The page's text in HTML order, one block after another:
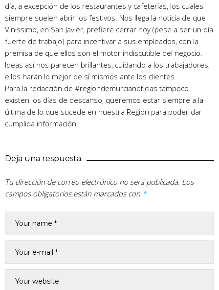
día, a excepción de los restaurantes y cafeterías, los cuales
siempre suelen abrir los festivos. Nos llega la noticia de que
Vinissimo, en San Javier, prefiere cerrar hoy (pese a ser un día
fuerte de trabajo) para incentivar a sus empleados, con la
premisa de que ellos son el motor indiscutible del negocio.
Ideas así nos parecen brillantes, cuidando a los trabajadores,
ellos harán lo mejor de sí mismos ante los clientes.
Para la redacción de #regiondemurcianoticias tampoco
existen los días de descanso, queremos estar siempre a la
última de lo que sucede en nuestra Región para poder dar
cumplida información.
Deja una respuesta
Tu dirección de correo electrónico no será publicada. Los
campos obligatorios están marcados con *